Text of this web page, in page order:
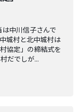
中川信子さんで
城村と北中城村は
協定」の締結式を
だでしが...